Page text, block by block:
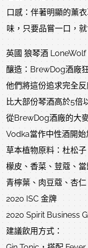
口感：伴著明顯的薰
味，只要品嘗一口，
英國 狼琴酒 LoneWolf
釀造：BrewDog酒廠
他們將這份追求完全
比大部份琴酒高於5倍
從BrewDog酒廠的大
Vodka當作中性酒開始
草本植物原料：杜松
檬皮、香菜、荳蔻、
青檸葉、肉豆蔻、杏
2020 ISC 金牌
2020 Spirit Business
建議飲用方式：